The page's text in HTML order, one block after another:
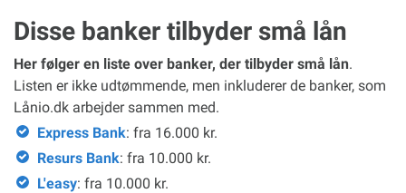
Disse banker tilbyder små lån
Her følger en liste over banker, der tilbyder små lån.
Listen er ikke udtømmende, men inkluderer de banker, som
Lånio.dk arbejder sammen med.
Express Bank: fra 16.000 kr.
Resurs Bank: fra 10.000 kr.
L'easy: fra 10.000 kr.